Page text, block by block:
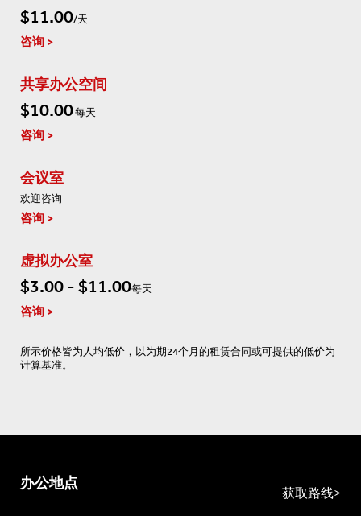
$11.00/天
咨询
共享办公空间
$10.00每天
咨询
会议室
欢迎咨询
咨询
虚拟办公室
$3.00 - $11.00每天
咨询
所示价格皆为人均低价，以为期24个月的租赁合同或可提供的低价为
计算基准。
办公地点
获取路线